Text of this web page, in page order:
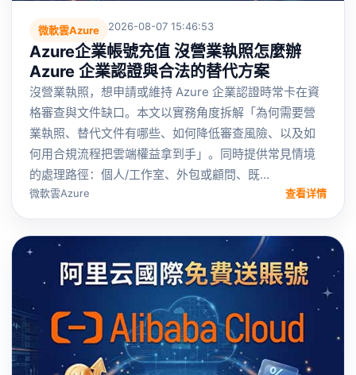
微軟雲Azure 2026-08-07 15:46:53
Azure企業帳號充值 沒營業執照怎麼辦
Azure 企業認證與合法的替代方案
沒營業執照，想申請或維持 Azure 企業認證時常卡在資
格審查與文件缺口。本文以實務角度拆解「為何需要營
業執照、替代文件有哪些、如何降低審查風險、以及如
何用合規流程把雲端權益拿到手」。同時提供常見情境
的處理路徑：個人/工作室、外包或顧問、既...
微軟雲Azure 查看详情